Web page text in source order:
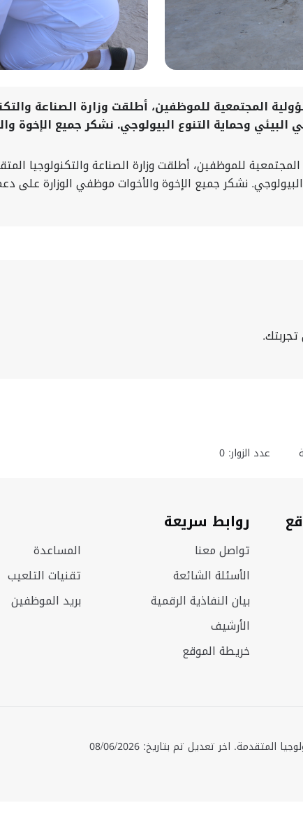
المجتمعية للموظفين، أطلقت وزارة الصناعة
البيئي وحماية التنوع البيولوجي. نشكر جميع
للموظفين، أطلقت وزارة الصناعة والتكنولوجيا
نشكر جميع الإخوة والأخوات موظفي الوزارة على
عدد الزوار: 0
روابط سريعة
تواصل معنا
الأسئلة الشائعة
بيان النفاذية الرقمية
الأرشيف
خريطة الموقع
المساعدة
تقنيات التلعيب
بريد الموظفين
حقوق الطبع © 2025 جميع الحقوق محفوظة. وزارة الصناعة والتكنولوجيا المتقدمة. اخر تعديل تم بتاريخ: 08/06/2026